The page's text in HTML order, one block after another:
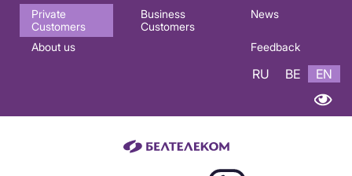
Основная
навигация
Private
Customers
Business
Customers
News
About us Feedback
RU BE EN